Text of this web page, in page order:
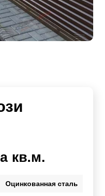
кв.м.
Оцинкованная сталь